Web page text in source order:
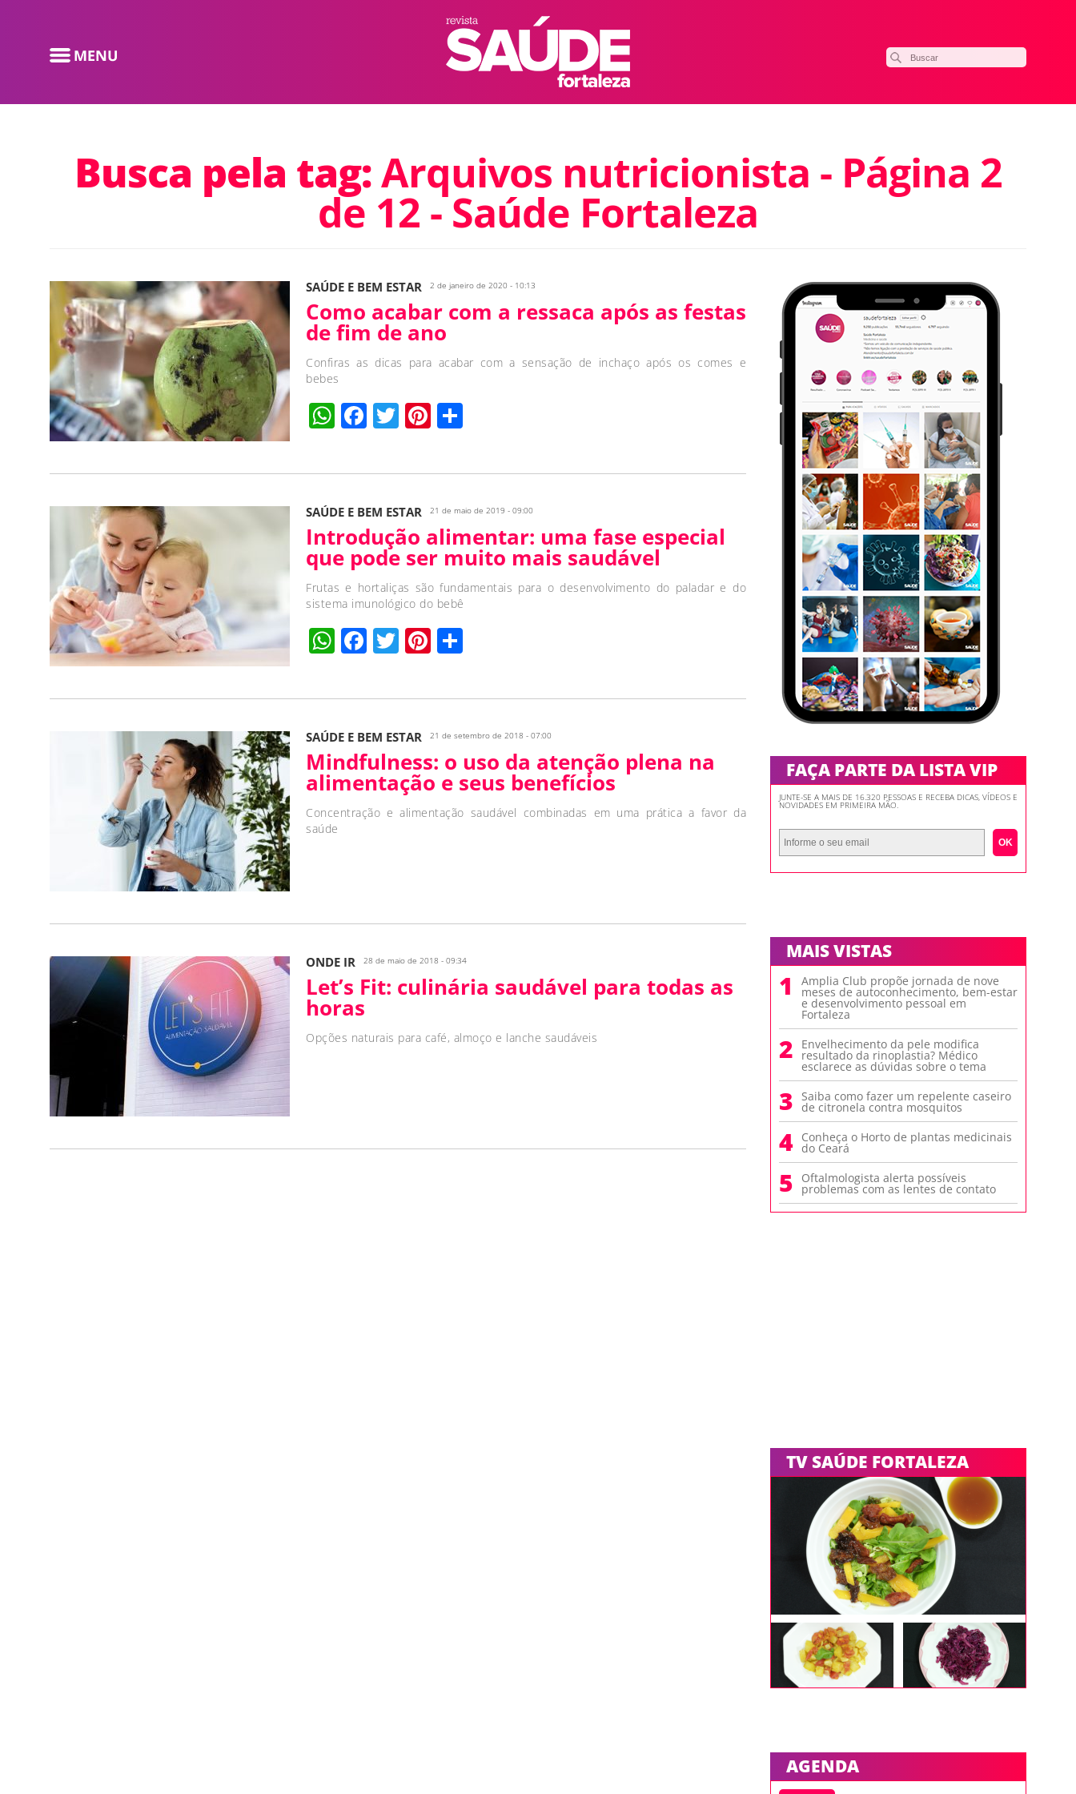
Busca pela tag:Arquivos nutricionista - Página 2
de 12 - Saúde Fortaleza
SAÚDE E BEM ESTAR 2 de janeiro de 2020 - 10:13
Como acabar com a ressaca após as festas
de fim de ano
Confiras as dicas para acabar com a sensação de inchaço após os comes e
bebes
WhatsApp
Facebook
TwitterPinterest
SAÚDE E BEM ESTAR 21 de maio de 2019 - 09:00
Introdução alimentar: uma fase especial
que pode ser muito mais saudável
Frutas e hortaliças são fundamentais para o desenvolvimento do paladar e do
sistema imunológico do bebê
WhatsApp
Facebook
TwitterPinterest
SAÚDE E BEM ESTAR 21 de setembro de 2018 - 07:00
Mindfulness: o uso da atenção plena na
alimentação e seus benefícios
Concentração e alimentação saudável combinadas em uma prática a favor da
saúde
ONDE IR 28 de maio de 2018 - 09:34
Let’s Fit: culinária saudável para todas as
horas
Opções naturais para café, almoço e lanche saudáveis
FAÇA PARTE DA LISTA VIP
JUNTE-SE A MAIS DE 16.320 PESSOAS E RECEBA DICAS, VÍDEOS E
NOVIDADES EM PRIMEIRA MÃO.
OK
MAIS VISTAS
1 Amplia Club propõe jornada de nove
meses de autoconhecimento, bem-estar
e desenvolvimento pessoal em
Fortaleza
2 Envelhecimento da pele modifica
resultado da rinoplastia? Médico
esclarece as dúvidas sobre o tema
3 Saiba como fazer um repelente caseiro
de citronela contra mosquitos
4 Conheça o Horto de plantas medicinais
do Ceará
5 Oftalmologista alerta possíveis
problemas com as lentes de contato
TV SAÚDE FORTALEZA
AGENDA